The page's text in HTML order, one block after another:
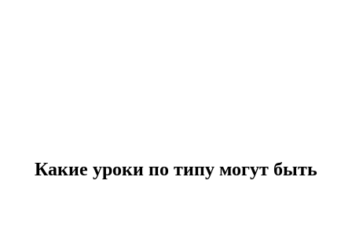
Какие уроки по типу могут быть